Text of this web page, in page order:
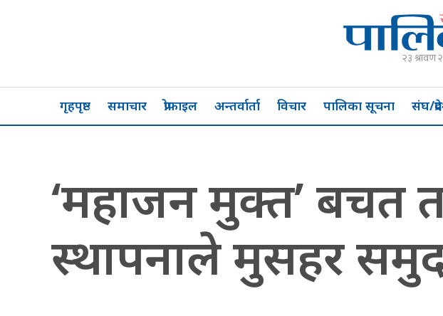
२३ श्रावण
गृहपृष्ठ समाचार प्रोफाइल अन्तर्वार्ता विचार पालिका सूचना संघ/
‘महाजन मुक्त’ बचत
स्थापनाले मुसहर